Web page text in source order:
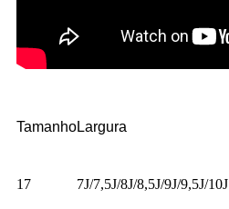
TamanhoLargura
17 7J/7,5J/8J/8,5J/9J/9,5J/10J